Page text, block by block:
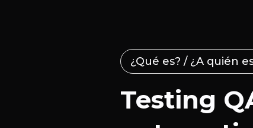
¿Qué es? / ¿A quién
Testing